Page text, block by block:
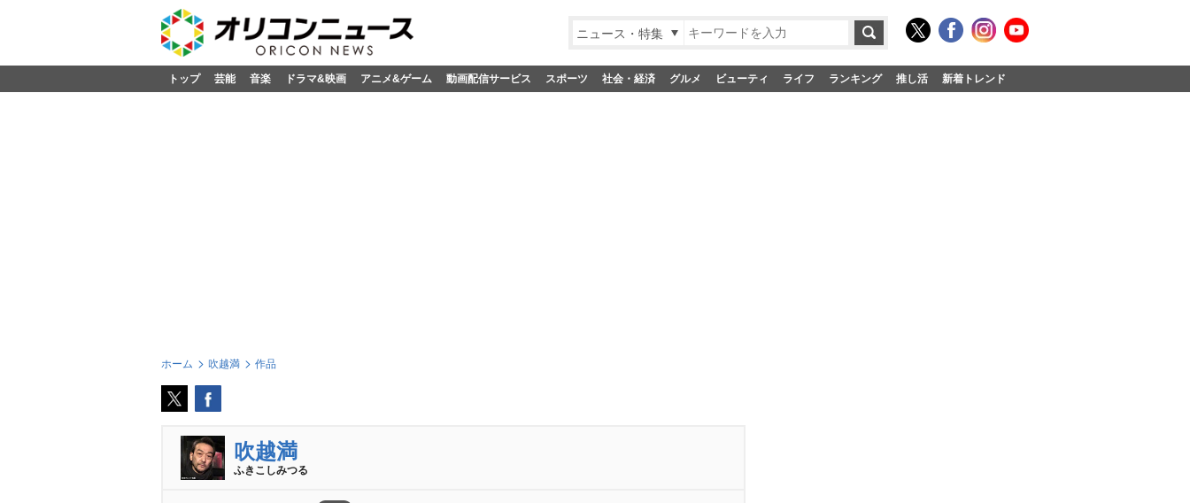
ニュース・特集
トップ 芸能 音楽 ドラマ&映画 アニメ&ゲーム 動画配信サービス スポーツ 社会・経済 グルメ ビューティ ライフ ランキング 推し活 新着トレンド
ホーム 吹越満 作品
吹越満
ふきこしみつる